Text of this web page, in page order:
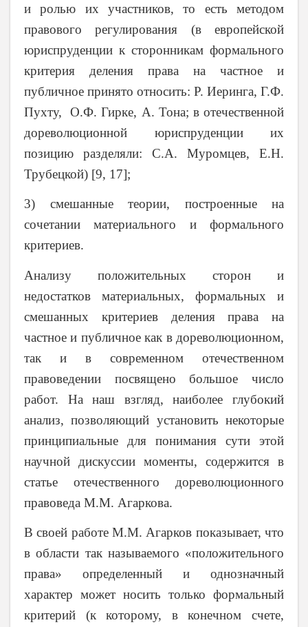
и ролью их участников, то есть методом
правового регулирования (в европейской
юриспруденции к сторонникам формального
критерия деления права на частное и
публичное принято относить: Р. Иеринга, Г.Ф.
Пухту, О.Ф. Гирке, А. Тона; в отечественной
дореволюционной юриспруденции их
позицию разделяли: С.А. Муромцев, Е.Н.
Трубецкой) [9, 17];
3) смешанные теории, построенные на
сочетании материального и формального
критериев.
Анализу положительных сторон и
недостатков материальных, формальных и
смешанных критериев деления права на
частное и публичное как в дореволюционном,
так и в современном отечественном
правоведении посвящено большое число
работ. На наш взгляд, наиболее глубокий
анализ, позволяющий установить некоторые
принципиальные для понимания сути этой
научной дискуссии моменты, содержится в
статье отечественного дореволюционного
правоведа М.М. Агаркова.
В своей работе М.М. Агарков показывает, что
в области так называемого «положительного
права» определенный и однозначный
характер может носить только формальный
критерий (к которому, в конечном счете,